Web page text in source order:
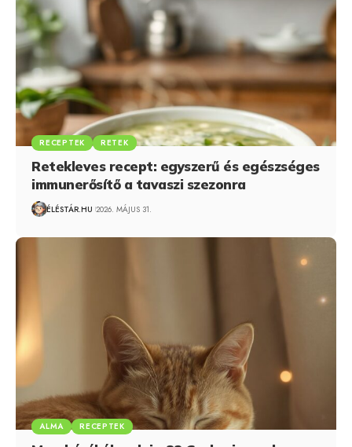
RECEPTEK RETEK
Retekleves recept: egyszerű és egészséges
immunerősítő a tavaszi szezonra
ÉLÉSTÁR.HU 2026. MÁJUS 31.
ALMA RECEPTEK